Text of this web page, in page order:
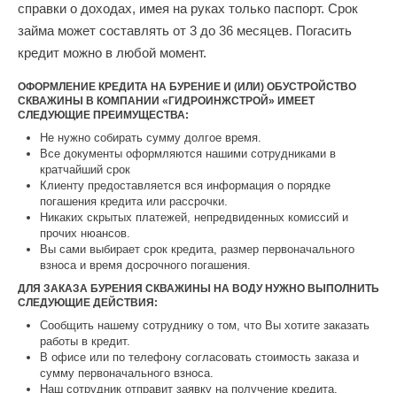
справки о доходах, имея на руках только паспорт. Срок
займа может составлять от 3 до 36 месяцев. Погасить
кредит можно в любой момент.
ОФОРМЛЕНИЕ КРЕДИТА НА БУРЕНИЕ И (ИЛИ) ОБУСТРОЙСТВО
СКВАЖИНЫ В КОМПАНИИ «ГИДРОИНЖСТРОЙ» ИМЕЕТ
СЛЕДУЮЩИЕ ПРЕИМУЩЕСТВА:
Не нужно собирать сумму долгое время.
Все документы оформляются нашими сотрудниками в
кратчайший срок
Клиенту предоставляется вся информация о порядке
погашения кредита или рассрочки.
Никаких скрытых платежей, непредвиденных комиссий и
прочих нюансов.
Вы сами выбирает срок кредита, размер первоначального
взноса и время досрочного погашения.
ДЛЯ ЗАКАЗА БУРЕНИЯ СКВАЖИНЫ НА ВОДУ НУЖНО ВЫПОЛНИТЬ
СЛЕДУЮЩИЕ ДЕЙСТВИЯ:
Сообщить нашему сотруднику о том, что Вы хотите заказать
работы в кредит.
В офисе или по телефону согласовать стоимость заказа и
сумму первоначального взноса.
Наш сотрудник отправит заявку на получение кредита.